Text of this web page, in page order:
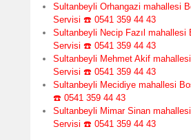
Sultanbeyli Orhangazi mahallesi
Servisi ☎️ 0541 359 44 43
Sultanbeyli Necip Fazıl mahallesi
Servisi ☎️ 0541 359 44 43
Sultanbeyli Mehmet Akif
Servisi ☎️ 0541 359 44 43
Sultanbeyli Mecidiye mahallesi
☎️ 0541 359 44 43
Sultanbeyli Mimar Sinan
Servisi ☎️ 0541 359 44 43